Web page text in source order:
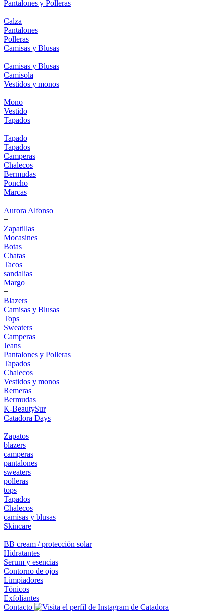
Pantalones y Polleras
+
Calza
Pantalones
Polleras
Camisas y Blusas
+
Camisas y Blusas
Camisola
Vestidos y monos
+
Mono
Vestido
Tapados
+
Tapado
Tapados
Camperas
Chalecos
Bermudas
Poncho
Marcas
+
Aurora Alfonso
+
Zapatillas
Mocasines
Botas
Chatas
Tacos
sandalias
Margo
+
Blazers
Camisas y Blusas
Tops
Sweaters
Camperas
Jeans
Pantalones y Polleras
Tapados
Chalecos
Vestidos y monos
Remeras
Bermudas
K-BeautySur
Catadora Days
+
Zapatos
blazers
camperas
pantalones
sweaters
polleras
tops
Tapados
Chalecos
camisas y blusas
Skincare
+
BB cream / protección solar
Hidratantes
Serum y esencias
Contorno de ojos
Limpiadores
Tónicos
Exfoliantes
Contacto